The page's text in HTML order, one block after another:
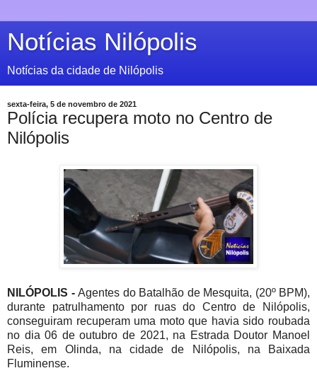
Notícias Nilópolis
Notícias da cidade de Nilópolis
sexta-feira, 5 de novembro de 2021
Polícia recupera moto no Centro de
Nilópolis
NILÓPOLIS - Agentes do Batalhão de Mesquita, (20º BPM),
durante patrulhamento por ruas do Centro de Nilópolis,
conseguiram recuperam uma moto que havia sido roubada
no dia 06 de outubro de 2021, na Estrada Doutor Manoel
Reis, em Olinda, na cidade de Nilópolis, na Baixada
Fluminense.